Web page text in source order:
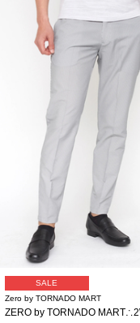
SALE
Zero by TORNADO MART